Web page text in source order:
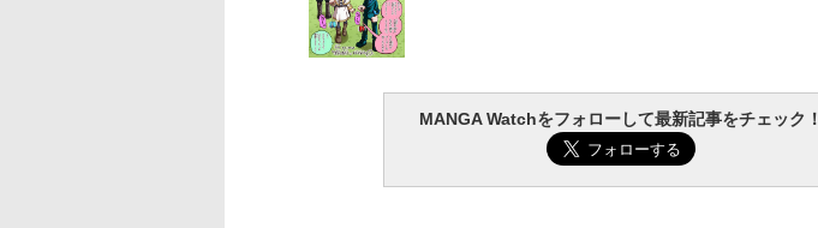
MANGA Watchをフォローして最新記事をチェック！